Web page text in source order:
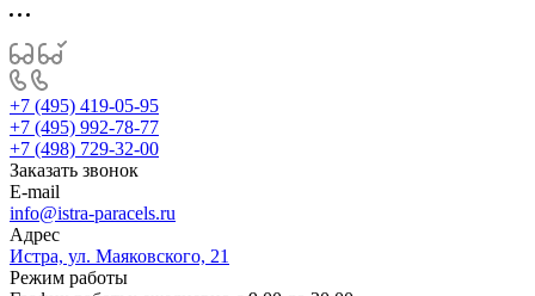
+7 (495) 419-05-95
+7 (495) 992-78-77
+7 (498) 729-32-00
Заказать звонок
E-mail
info@istra-paracels.ru
Адрес
Истра, ул. Маяковского, 21
Режим работы